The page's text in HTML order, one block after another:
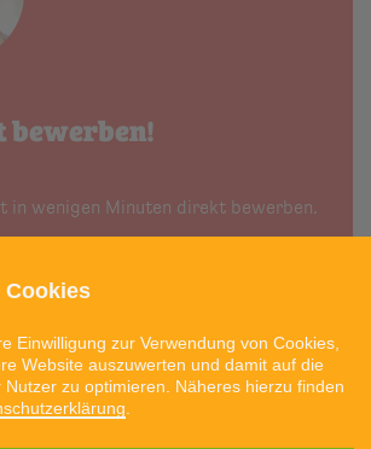
Einwilligung zur Verwendung von Cookies,
Website auszuwerten und damit auf die
zu optimieren. Näheres hierzu finden
bewerben!
in wenigen Minuten direkt bewerben.